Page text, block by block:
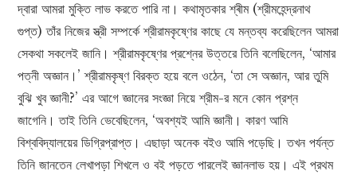
দ্বারা আমরা মুক্তি লাভ করতে পারি না। কথামৃতকার শ্ৰীম (শ্রীমহেন্দ্রনাথ
গুপ্ত) তাঁর নিজের স্ত্রী সম্পর্কে শ্রীরামকৃষ্ণের কাছে যে মন্তব্য করেছিলেন আমরা
সেকথা সকলেই জানি। শ্রীরামকৃষ্ণের প্রশ্নের উত্তরে তিনি বলেছিলেন, ‘আমার
পত্নী অজ্ঞান।’ শ্রীরামকৃষ্ণ বিরক্ত হয়ে বলে ওঠেন, ‘তা সে অজ্ঞান, আর তুমি
বুঝি খুব জ্ঞানী?’ এর আগে জ্ঞানের সংজ্ঞা নিয়ে শ্রীম-র মনে কোন প্রশ্ন
জাগেনি। তাই তিনি ভেবেছিলেন, ‘অবশ্যই আমি জ্ঞানী। কারণ আমি
বিশ্ববিদ্যালয়ের ডিগ্রিপ্রাপ্ত। এছাড়া অনেক বইও আমি পড়েছি। তখন পর্যন্ত
তিনি জানতেন লেখাপড়া শিখলে ও বই পড়তে পারলেই জ্ঞানলাভ হয়। এই প্রথম